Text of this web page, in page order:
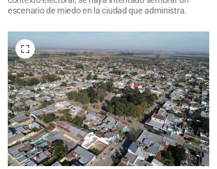
escenario de miedo en la ciudad que administra.